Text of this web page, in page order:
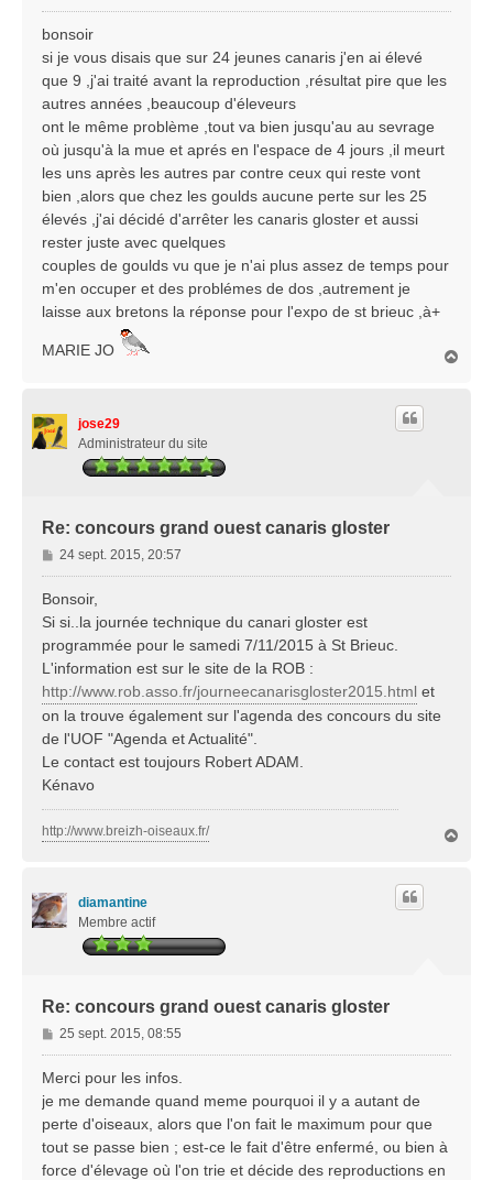
e
s
s
a
g
e
bonsoir
si je vous disais que sur 24 jeunes canaris j'en ai élevé
que 9 ,j'ai traité avant la reproduction ,résultat pire que les
autres années ,beaucoup d'éleveurs
ont le même problème ,tout va bien jusqu'au au sevrage
où jusqu'à la mue et aprés en l'espace de 4 jours ,il meurt
les uns après les autres par contre ceux qui reste vont
bien ,alors que chez les goulds aucune perte sur les 25
élevés ,j'ai décidé d'arrêter les canaris gloster et aussi
rester juste avec quelques
couples de goulds vu que je n'ai plus assez de temps pour
m'en occuper et des problémes de dos ,autrement je
laisse aux bretons la réponse pour l'expo de st brieuc ,à+
MARIE JO
jose29
Administrateur du site
Re: concours grand ouest canaris gloster
M
e
s
s
g
e
24 sept. 2015, 20:57
Bonsoir,
Si si..la journée technique du canari gloster est
programmée pour le samedi 7/11/2015 à St Brieuc.
L'information est sur le site de la ROB :
http://www.rob.asso.fr/journeecanarisgloster2015.html et
on la trouve également sur l'agenda des concours du site
de l'UOF "Agenda et Actualité".
Le contact est toujours Robert ADAM.
Kénavo
http://www.breizh-oiseaux.fr/
diamantine
Membre actif
Re: concours grand ouest canaris gloster
M
e
a
g
e
25 sept. 2015, 08:55
Merci pour les infos.
je me demande quand meme pourquoi il y a autant de
perte d'oiseaux, alors que l'on fait le maximum pour que
tout se passe bien ; est-ce le fait d'être enfermé, ou bien à
force d'élevage où l'on trie et décide des reproductions en